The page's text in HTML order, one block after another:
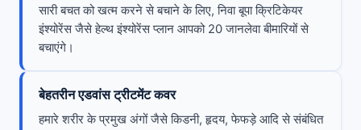
सारी बचत को खत्म करने से बचाने के लिए, निवा बूपा क्रिटिकेयर
इंश्योरेंस जैसे हेल्थ इंश्योरेंस प्लान आपको 20 जानलेवा बीमारियों से
बचाएंगे।
बेहतरीन एडवांस ट्रीटमेंट कवर
हमारे शरीर के प्रमुख अंगों जैसे किडनी, हृदय, फेफड़े आदि से संबंधित